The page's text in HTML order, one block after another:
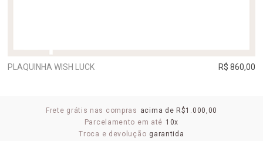
PLAQUINHA WISH LUCK R$ 860,00
Frete grátis nas compras acima de R$1.000,00
Parcelamento em até 10x
Troca e devolução garantida